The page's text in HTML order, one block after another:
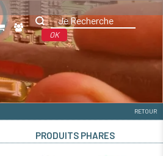
OK
RETOUR
PRODUITS PHARES